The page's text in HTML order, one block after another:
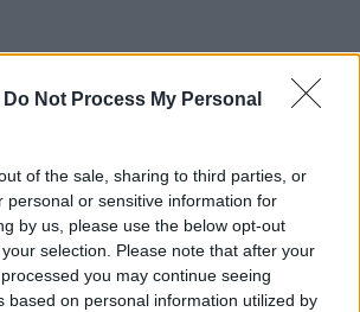
Do Not Process My Personal
of the sale, sharing to third parties, or
personal or sensitive information for
by us, please use the below opt-out
selection. Please note that after your
you may continue seeing
based on personal information utilized by
ΑΠΟ ΤΗΝ